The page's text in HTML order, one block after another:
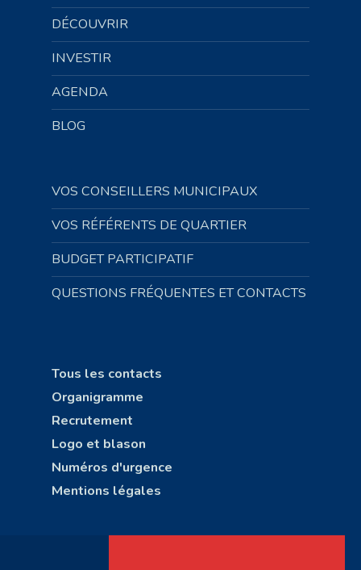
DÉCOUVRIR
INVESTIR
AGENDA
BLOG
VOS CONSEILLERS MUNICIPAUX
VOS RÉFÉRENTS DE QUARTIER
BUDGET PARTICIPATIF
QUESTIONS FRÉQUENTES ET CONTACTS
Tous les contacts
Organigramme
Recrutement
Logo et blason
Numéros d'urgence
Mentions légales